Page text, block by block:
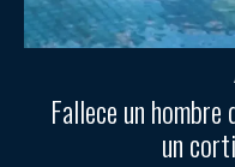
Fallece un
un